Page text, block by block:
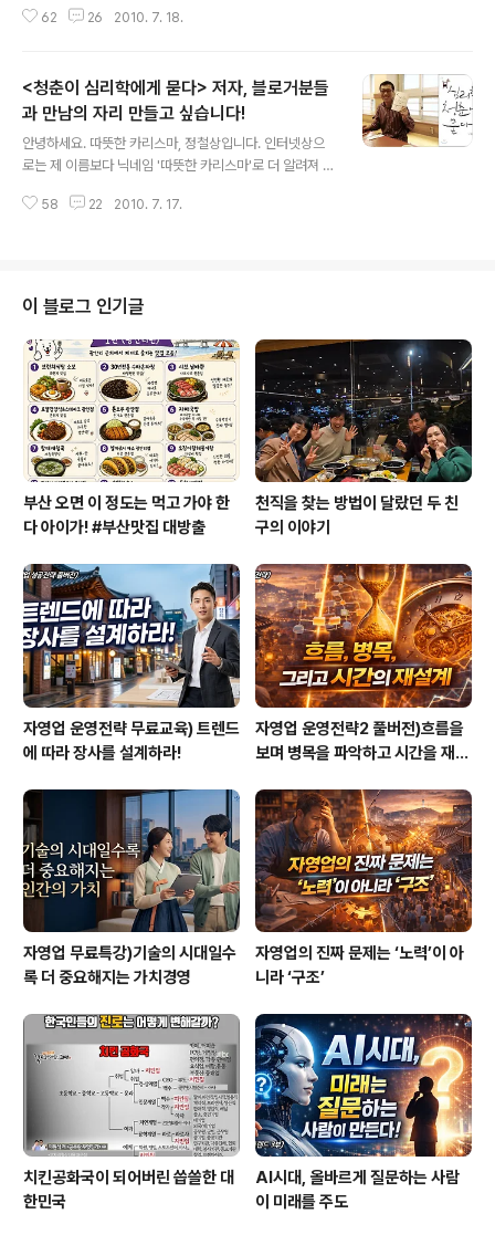
느라 책 읽을 여유가 더더욱 없었다. 출간된 내 책 를 읽으
책을 객관적으로 읽을 수 없다.’ 것을 깨달았다-_-;;ㅋ 관련
글: 저자는 자신의 책을 객관적으로 서평 할 수 있을까? 20
10년 5월 독서목록 1. 차태진, 챔피언의 법칙 2. 심리학이
청춘에게 묻다 3. 심리학 초콜릿 4. 견딜 수 없는 사랑은 견
디지 마라 메트라이프 생명보험의 차태진이라는 분이 쓴
은 여느 탑 세일즈맨들의 책들과 비슷하다. 내용은 거창한..
62 26 2010. 7. 18.
<청춘이 심리학에게 묻다> 저자, 블로거분들
과 만남의 자리 만들고 싶습니다!
안녕하세요. 따뜻한 카리스마, 정철상입니다. 인터넷상으
로는 제 이름보다 닉네임 '따뜻한 카리스마'로 더 알려져 있
블로그를 운영하고 있습니다. 책과 사람이야기를 많이 다
각종 인터넷서점의 주간 베스트셀러 순위에 올라서 많은
관심을 받고 있습니다. 특히 인터파크 6월 집계에 따르면
종합베스트셀러 30위권까지 진입하는 기염을 토하기도 했
습니다. 지금은 순위권에서 많이 밀려났지만-_-;; ㅋ 전국
적으로 진행하는 북세미나에도 많은 사람들이 참여해주셨
고, 책을 읽은 독자들의 반응..
58 22 2010. 7. 17.
이 블로그 인기글
부산 오면 이 정도는 먹고 가야 한
다 아이가! #부산맛집 대방출
천직을 찾는 방법이 달랐던 두 친
구의 이야기
자영업 운영전략 무료교육) 트렌드
에 따라 장사를 설계하라!
자영업 운영전략2 풀버전)흐름을
보며 병목을 파악하고 시간을 재설
자영업 무료특강)기술의 시대일수
록 더 중요해지는 가치경영
자영업의 진짜 문제는 ‘노력’이 아
니라 ‘구조’
치킨공화국이 되어버린 씁쓸한 대
한민국
AI시대, 올바르게 질문하는 사람
이 미래를 주도